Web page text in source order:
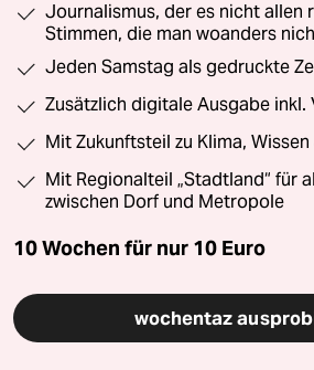
Journalismus, der es nicht allen
Stimmen, die man woanders
Jeden Samstag als gedruckte
Zusätzlich digitale Ausgabe inkl.
Mit Zukunftsteil zu Klima,
Mit Regionalteil „Stadtland“ für
zwischen Dorf und Metropole
10 Wochen für nur 10 Euro
wochentaz